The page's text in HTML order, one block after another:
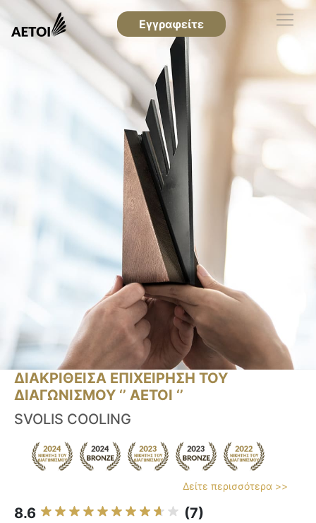
Εγγραφείτε
ΔΙΑΚΡΙΘΕΙΣΑ ΕΠΙΧΕΙΡΗΣΗ ΤΟΥ
ΔΙΑΓΩΝΙΣΜΟΥ ‘’ ΑΕΤΟΙ ‘’
SVOLIS COOLING
Δείτε περισσότερα >>
8.6 (7)